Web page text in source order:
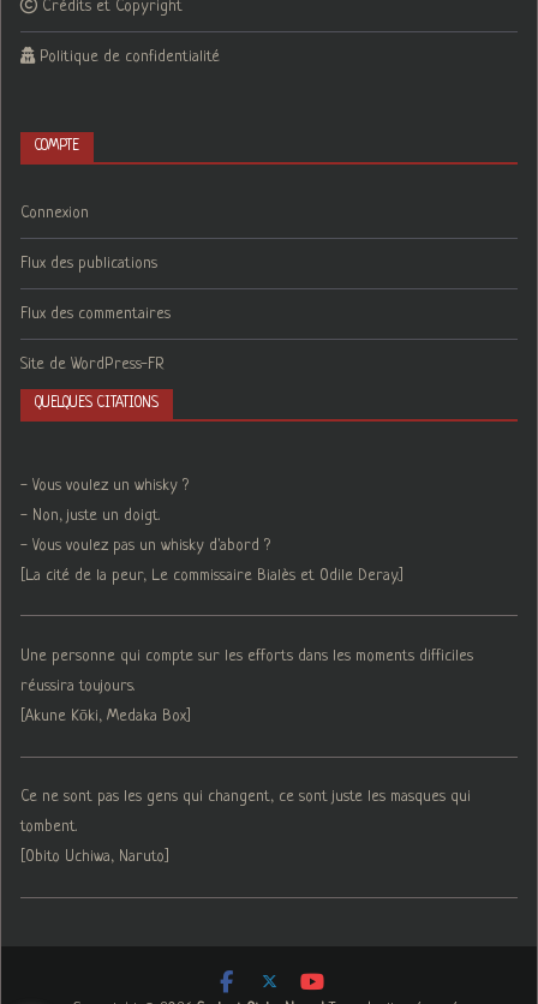
Crédits et Copyright
Politique de confidentialité
COMPTE
Connexion
Flux des publications
Flux des commentaires
Site de WordPress-FR
QUELQUES CITATIONS
- Vous voulez un whisky ?
- Non, juste un doigt.
- Vous voulez pas un whisky d'abord ?
[La cité de la peur, Le commissaire Bialès et Odile Deray.]
Une personne qui compte sur les efforts dans les moments difficiles
réussira toujours.
[Akune Kōki, Medaka Box]
Ce ne sont pas les gens qui changent, ce sont juste les masques qui
tombent.
[Obito Uchiwa, Naruto]